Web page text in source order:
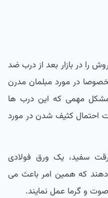
را در بازار بعد از درب ضد
در مورد مبلمان مدرن
مشکل مهمی که این درب ها
احتمال کثیف شدن در مورد
سفید، یک ورق فولادی
دهند که همین امر باعث می
و گرما عمل نمایند.